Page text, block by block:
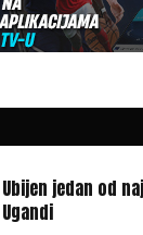
Ubijen jedan od
Ugandi